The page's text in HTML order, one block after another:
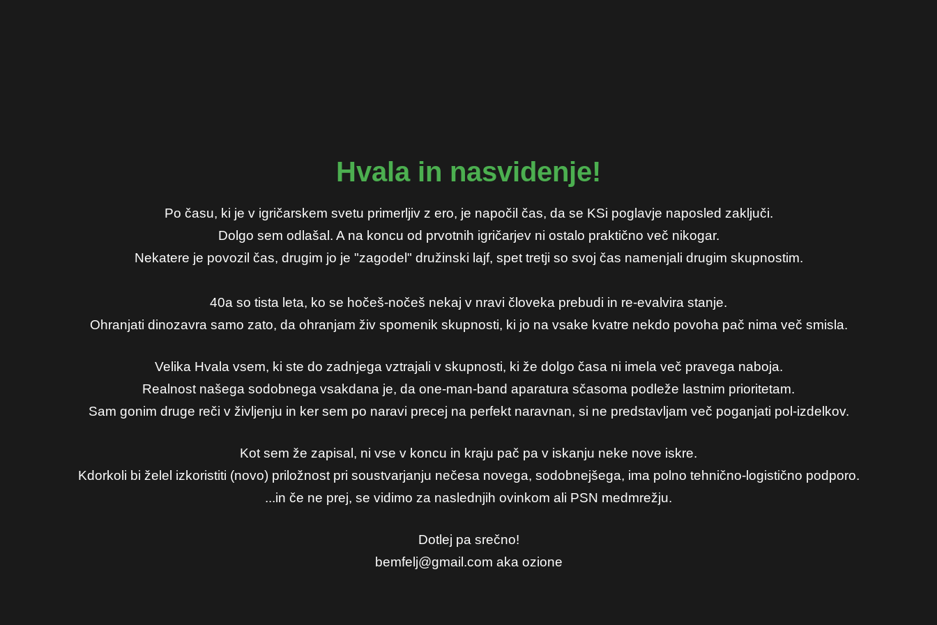
Hvala in nasvidenje!
Po času, ki je v igričarskem svetu primerljiv z ero, je napočil čas, da se KSi poglavje naposled zaključi.
Dolgo sem odlašal. A na koncu od prvotnih igričarjev ni ostalo praktično več nikogar.
Nekatere je povozil čas, drugim jo je "zagodel" družinski lajf, spet tretji so svoj čas namenjali drugim skupnostim.
40a so tista leta, ko se hočeš-nočeš nekaj v nravi človeka prebudi in re-evalvira stanje.
Ohranjati dinozavra samo zato, da ohranjam živ spomenik skupnosti, ki jo na vsake kvatre nekdo povoha pač nima več smisla.
Velika Hvala vsem, ki ste do zadnjega vztrajali v skupnosti, ki že dolgo časa ni imela več pravega naboja.
Realnost našega sodobnega vsakdana je, da one-man-band aparatura sčasoma podleže lastnim prioritetam.
Sam gonim druge reči v življenju in ker sem po naravi precej na perfekt naravnan, si ne predstavljam več poganjati pol-izdelkov.
Kot sem že zapisal, ni vse v koncu in kraju pač pa v iskanju neke nove iskre.
Kdorkoli bi želel izkoristiti (novo) priložnost pri soustvarjanju nečesa novega, sodobnejšega, ima polno tehnično-logistično podporo.
...in če ne prej, se vidimo za naslednjih ovinkom ali PSN medmrežju.
Dotlej pa srečno!
bemfelj@gmail.com aka ozione